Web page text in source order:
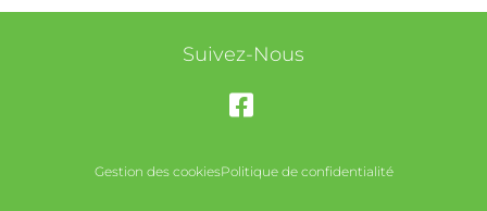
Suivez-Nous
Gestion des cookiesPolitique de confidentialité